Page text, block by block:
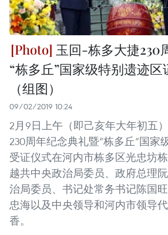
玉回-栋多大捷230
“栋多丘”国家级特别遗迹
（组图）
09/02/2019 10:24
2月9日上午（即己亥年大年初五
230周年纪念典礼暨“栋多丘”国家
受证仪式在河内市栋多区光忠坊栋
越共中央政治局委员、政府总理
治局委员、书记处常务书记陈国
忠海以及中央领导和河内市领导
香。